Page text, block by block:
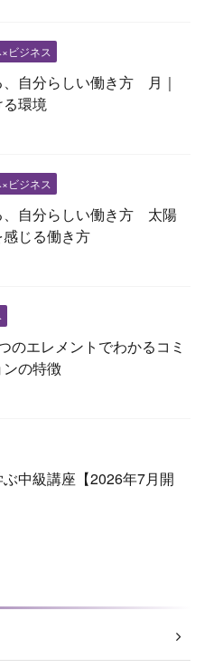
ビジネス
自分らしい働き方 月｜
環境
ビジネス
、自分らしい働き方 太陽
感じる働き方
のエレメントでわかるコミ
の特徴
中級講座【2026年7月開